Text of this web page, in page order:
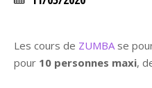
Les cours de ZUMBAse
pour 10 personnes maxi,